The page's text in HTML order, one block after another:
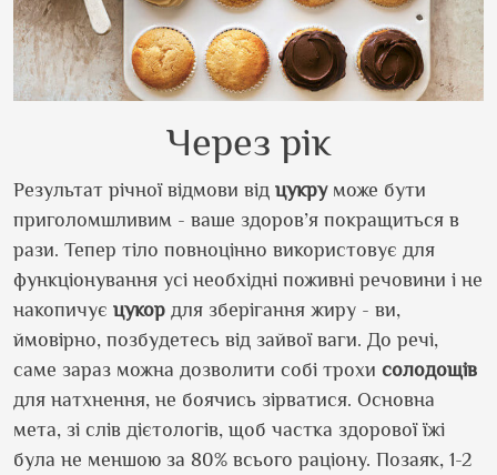
Через рік
Результат річної відмови від цукруможе бути
приголомшливим - ваше здоров’я покращиться в
рази. Тепер тіло повноцінно використовує для
функціонування усі необхідні поживні речовини і не
накопичує цукор для зберігання жиру - ви,
ймовірно, позбудетесь від зайвої ваги. До речі,
саме зараз можна дозволити собі трохи солодощів
для натхнення, не боячись зірватися. Основна
мета, зі слів дієтологів, щоб частка здорової їжі
була не меншою за 80% всього раціону. Позаяк, 1-2